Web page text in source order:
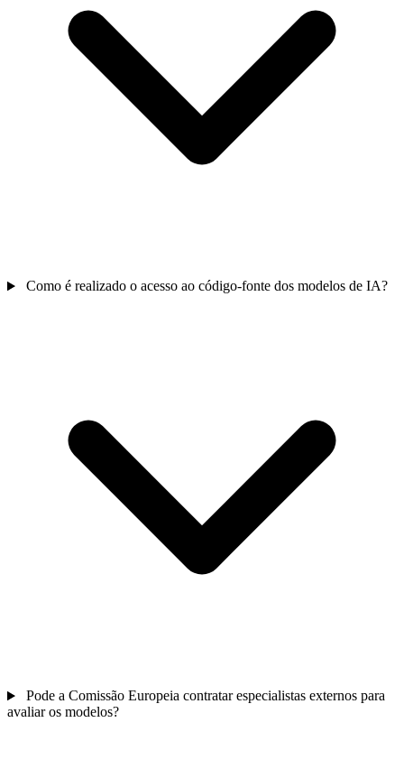
Como é realizado o acesso ao código-fonte dos modelos de IA?
Pode a Comissão Europeia contratar especialistas externos para
avaliar os modelos?